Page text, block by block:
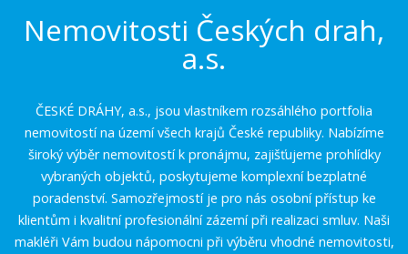
Nemovitosti Českých drah,
a.s.
ČESKÉ DRÁHY, a.s., jsou vlastníkem rozsáhlého portfolia
nemovitostí na území všech krajů České republiky. Nabízíme
široký výběr nemovitostí k pronájmu, zajišťujeme prohlídky
vybraných objektů, poskytujeme komplexní bezplatné
poradenství. Samozřejmostí je pro nás osobní přístup ke
klientům i kvalitní profesionální zázemí při realizaci smluv. Naši
makléři Vám budou nápomocni při výběru vhodné nemovitosti,